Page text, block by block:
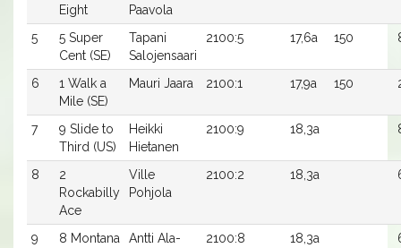
Eight
Paavola
5
5 Super
Cent (SE)
Tapani
Salojensaari
2100:5 17,6a 150
6
1 Walk a
Mile (SE)
Mauri Jaara 2100:1 17,9a 150
7
9 Slide to
Third (US)
Heikki
Hietanen
2100:9 18,3a
8
2
Rockabilly
Ace
Ville
Pohjola
2100:2 18,3a
9
8 Montana
Antti Ala-
2100:8 18,3a